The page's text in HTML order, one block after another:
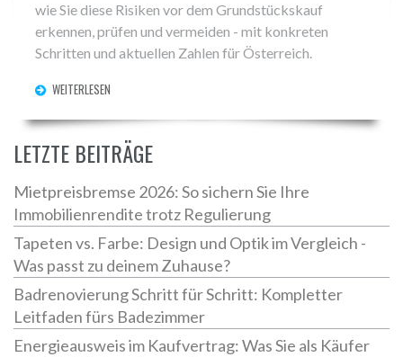
wie Sie diese Risiken vor dem Grundstückskauf
erkennen, prüfen und vermeiden - mit konkreten
Schritten und aktuellen Zahlen für Österreich.
WEITERLESEN
LETZTE BEITRÄGE
Mietpreisbremse 2026: So sichern Sie Ihre
Immobilienrendite trotz Regulierung
Tapeten vs. Farbe: Design und Optik im Vergleich -
Was passt zu deinem Zuhause?
Badrenovierung Schritt für Schritt: Kompletter
Leitfaden fürs Badezimmer
Energieausweis im Kaufvertrag: Was Sie als Käufer